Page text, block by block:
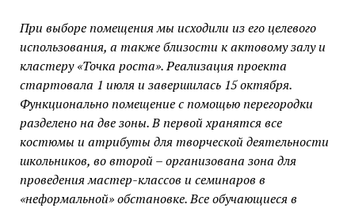
При выборе помещения мы исходили из его целевого
использования, а также близости к актовому залу и
кластеру «Точка роста». Реализация проекта
стартовала 1 июля и завершилась 15 октября.
Функционально помещение с помощью перегородки
разделено на две зоны. В первой хранятся все
костюмы и атрибуты для творческой деятельности
школьников, во второй – организована зона для
проведения мастер-классов и семинаров в
«неформальной» обстановке. Все обучающиеся в